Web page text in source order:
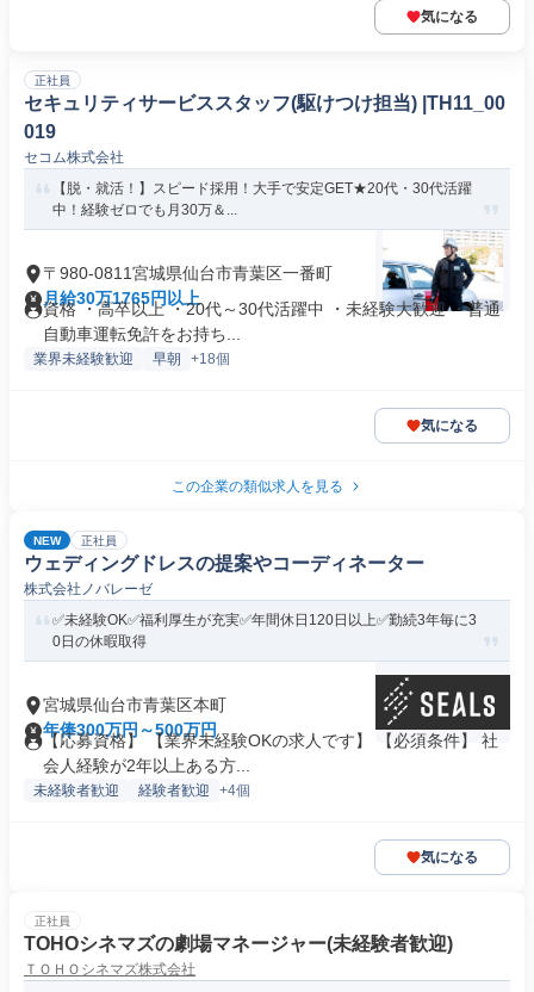
気になる
正社員
セキュリティサービススタッフ(駆けつけ担当) |TH11_00
019
セコム株式会社
【脱・就活！】スピード採用！大手で安定GET★20代・30代活躍
中！経験ゼロでも月30万＆...
〒980-0811宮城県仙台市青葉区一番町
月給30万1765円以上
資格 ・高卒以上 ・20代～30代活躍中 ・未経験大歓迎 ・普通
自動車運転免許をお持ち...
業界未経験歓迎 早朝 +18個
気になる
この企業の類似求人を見る
NEW 正社員
ウェディングドレスの提案やコーディネーター
株式会社ノバレーゼ
✅未経験OK✅福利厚生が充実✅年間休日120日以上✅勤続3年毎に3
0日の休暇取得
宮城県仙台市青葉区本町
年俸300万円～500万円
【応募資格】 【業界未経験OKの求人です】 【必須条件】 社
会人経験が2年以上ある方...
未経験者歓迎 経験者歓迎 +4個
気になる
正社員
TOHOシネマズの劇場マネージャー(未経験者歓迎)
ＴＯＨＯシネマズ株式会社